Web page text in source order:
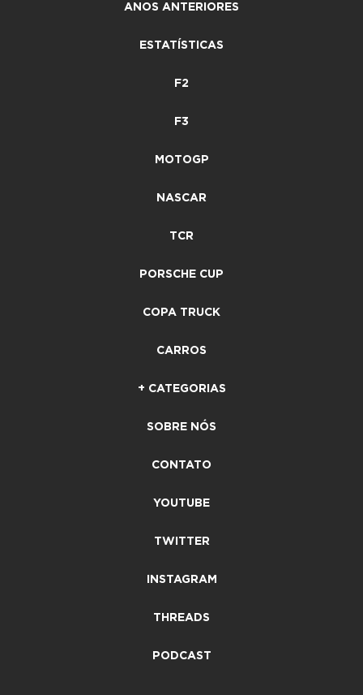
ANOS ANTERIORES
ESTATÍSTICAS
F2
F3
MOTOGP
NASCAR
TCR
PORSCHE CUP
COPA TRUCK
CARROS
+ CATEGORIAS
SOBRE NÓS
CONTATO
YOUTUBE
TWITTER
INSTAGRAM
THREADS
PODCAST